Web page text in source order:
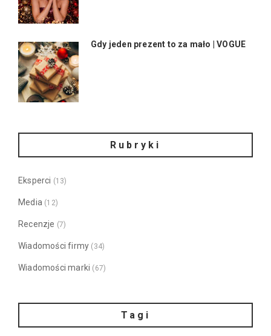
Gdy jeden prezent to za mało | VOGUE
Rubryki
Eksperci (13)
Media (12)
Recenzje (7)
Wiadomości firmy (34)
Wiadomości marki (67)
Tagi